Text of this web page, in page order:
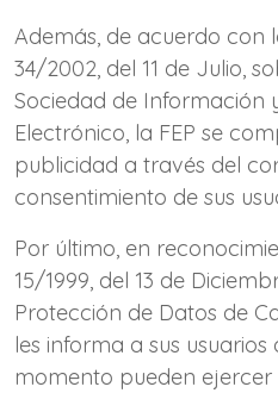
Además, de acuerdo con
34/2002, del 11 de Julio,
Sociedad de Información
Electrónico, la FEP se
publicidad a través del
consentimiento de sus
Por último, en
15/1999, del 13 de
Protección de Datos de
les informa a sus
momento pueden ejercer